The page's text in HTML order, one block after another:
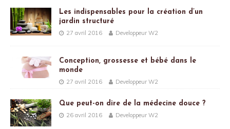
Les indispensables pour la création d’un
jardin structuré
27 avril 2016 Developpeur W2
Conception, grossesse et bébé dans le
monde
27 avril 2016 Developpeur W2
Que peut-on dire de la médecine douce ?
26 avril 2016 Developpeur W2